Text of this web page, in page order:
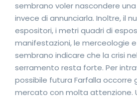
sembrano voler nascondere
invece di annunciarla. Inoltre, il
espositori, i metri quadri di
manifestazioni, le merceologie
sembrano indicare che la crisi
serramento resta forte. Per
possibile futura Farfalla occorre
mercato con molta attenzione.